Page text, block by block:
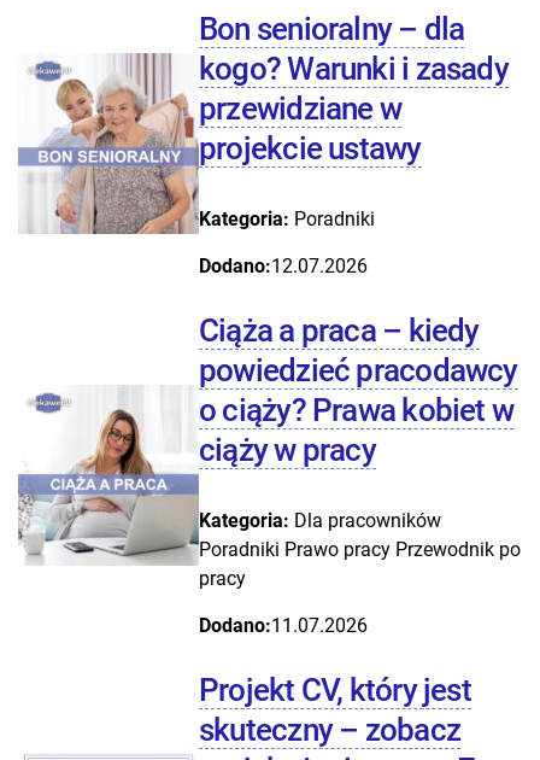
Bon senioralny – dla
kogo? Warunki i zasady
przewidziane w
projekcie ustawy
Kategoria: Poradniki
Dodano:12.07.2026
Ciąża a praca – kiedy
powiedzieć pracodawcy
o ciąży? Prawa kobiet w
ciąży w pracy
Kategoria: Dla pracowników
Poradniki Prawo pracy Przewodnik po
pracy
Dodano:11.07.2026
Projekt CV, który jest
skuteczny – zobacz